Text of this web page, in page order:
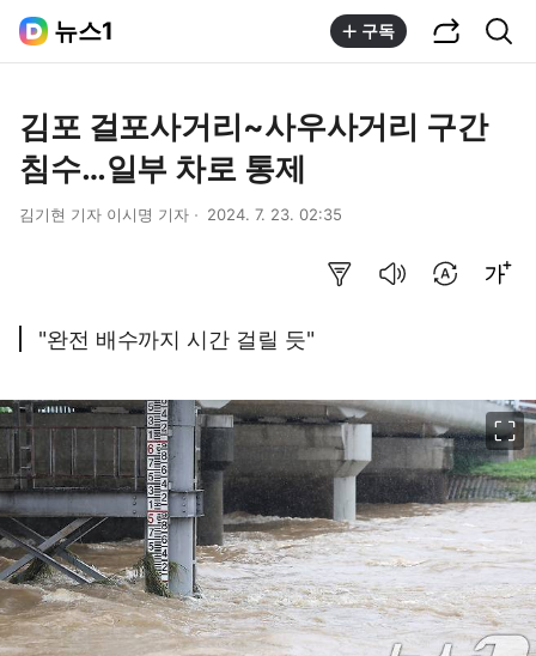
뉴스1 구독
김포 걸포사거리~사우사거리 구간
침수…일부 차로 통제
김기현 기자 이시명 기자 2024. 7. 23. 02:35
"완전 배수까지 시간 걸릴 듯"